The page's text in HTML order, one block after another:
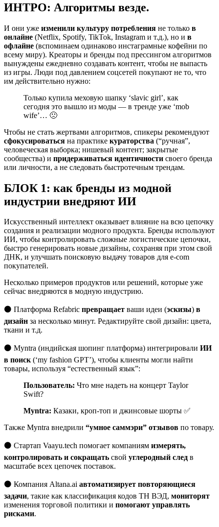
ИНТРО: Алгоритмы везде.
И они уже изменили культуру потребления не только в
онлайне (Netflix, Spotify, TikTok, Instagram и т.д.), но и в
офлайне (вспоминаем одинаково инстаграмные кофейни по
всему миру). Креаторы и бренды под прессингом алгоритмов
вынуждены ежедневно создавать контент, чтобы не выпасть
из игры. Люди под давлением соцсетей покупают не то, что
им действительно нужно:
Только купила меховую шапку ‘slavic girl’, как
сегодня это вышло из моды — в тренде уже ‘mob
wife’… 🙁
Чтобы не стать жертвами алгоритмов, спикеры рекомендуют
сфокусироваться на практике кураторства (“ручная”,
человеческая выборка; нишевый контент; закрытые
сообщества) и придерживаться идентичности своего бренда
или личности, а не следовать быстротечным трендам.
БЛОК 1: как бренды из модной
индустрии внедряют ИИ
Искусственный интеллект оказывает влияние на всю цепочку
создания и реализации модного продукта. Бренды используют
ИИ, чтобы контролировать сложные логистические цепочки,
быстро генерировать новые дизайны, сохраняя при этом свой
ДНК, и улучшать поисковую выдачу товаров для e-com
покупателей.
Несколько примеров продуктов или решений, которые уже
сейчас внедряются в модную индустрию.
⚫ Платформа Refabric превращает ваши идеи (эскизы) в
дизайн за несколько минут. Редактируйте свой дизайн: цвета,
ткани и т.д.
⚫ Myntra (индийская шопинг платформа) интегрировали ИИ
в поиск(‘my fashion GPT’), чтобы клиенты могли найти
товары, используя “естественный язык”:
Пользователь: Что мне надеть на концерт Taylor
Swift?
Myntra: Казаки, кроп-топ и джинсовые шорты ✅
Также Myntra внедрили “умное саммэри” отзывов по товару.
⚫ Стартап Vaayu.tech помогает компаниям измерять,
контролировать и сокращать свой углеродный след в
масштабе всех цепочек поставок.
⚫ Компания Altana.ai автоматизирует повторяющиеся
задачи, такие как классификация кодов ТН ВЭД, мониторят
изменения торговой политики и помогают управлять
рисками.